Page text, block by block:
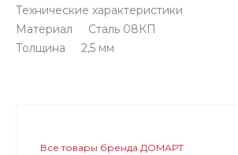
Технические характеристики
Материал Сталь 08КП
Толщина 2,5 мм
Все товары бренда ДОМАРТ